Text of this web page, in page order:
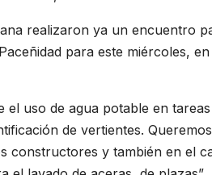
realizaron ya un encuentro
para este miércoles,
uso de agua potable en
de vertientes.
constructores y también en el